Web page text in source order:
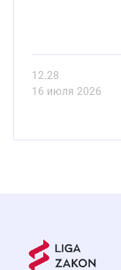
12.28
16 июля 2026